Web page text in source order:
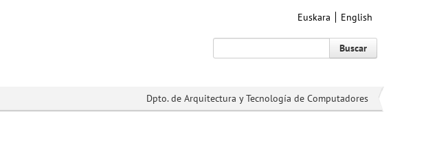
Euskara English
Buscar
Dpto. de Arquitectura y Tecnología de Computadores